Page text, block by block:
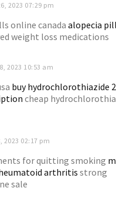
2023 07:29 pm
online canada alopecia
weight loss medications
2023 10:53 am
buy hydrochlorothiazide
cheap
2023 02:17 pm
for quitting smoking
arthritis strong
sale